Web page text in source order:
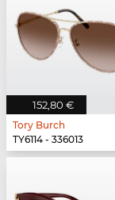
152,80 €
Tory Burch
TY6114 - 336013